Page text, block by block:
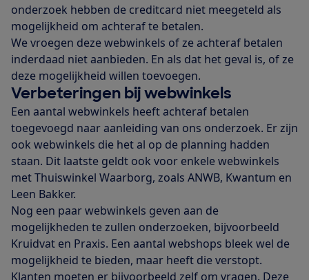
onderzoek hebben de creditcard niet meegeteld als
mogelijkheid om achteraf te betalen.
We vroegen deze webwinkels of ze achteraf betalen
inderdaad niet aanbieden. En als dat het geval is, of ze
deze mogelijkheid willen toevoegen.
Verbeteringen bij webwinkels
Een aantal webwinkels heeft achteraf betalen
toegevoegd naar aanleiding van ons onderzoek. Er zijn
ook webwinkels die het al op de planning hadden
staan. Dit laatste geldt ook voor enkele webwinkels
met Thuiswinkel Waarborg, zoals ANWB, Kwantum en
Leen Bakker.
Nog een paar webwinkels geven aan de
mogelijkheden te zullen onderzoeken, bijvoorbeeld
Kruidvat en Praxis. Een aantal webshops bleek wel de
mogelijkheid te bieden, maar heeft die verstopt.
Klanten moeten er bijvoorbeeld zelf om vragen. Deze